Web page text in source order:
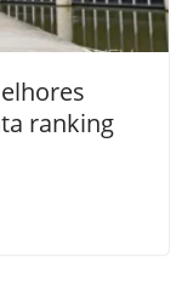
ranking